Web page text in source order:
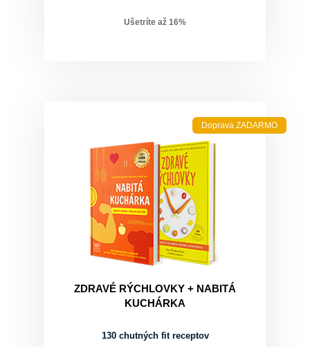
Ušetríte až 16%
ZDRAVÉ RÝCHLOVKY + NABITÁ
KUCHÁRKA
130 chutných fit receptov
Doprava ZADARMO